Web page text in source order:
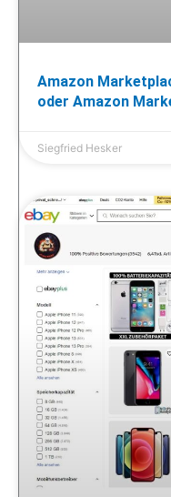
Amazon
oder Amazon
Siegfried Hesker